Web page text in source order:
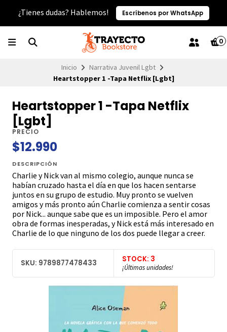
¿Tienes dudas? Hablemos! Escríbenos por WhatsApp
0
Inicio
Narrativa Juvenil Lgbt
Heartstopper 1 -Tapa Netflix [Lgbt]
Heartstopper 1 -Tapa Netflix
[Lgbt]
PRECIO
$12.990
DESCRIPCIÓN
Charlie y Nick van al mismo colegio, aunque nunca se
habían cruzado hasta el día en que los hacen sentarse
juntos en su grupo de estudio. Muy pronto se vuelven
amigos y más pronto aún Charlie comienza a sentir cosas
por Nick... aunque sabe que es un imposible. Pero el amor
obra de formas inesperadas, y Nick está más interesado en
Charlie de lo que ninguno de los dos puede llegar a creer.
SKU: 9789877478433 STOCK: 3
¡Últimas unidades!